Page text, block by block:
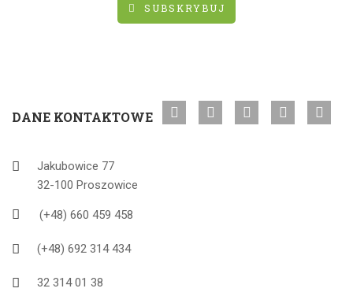
SUBSKRYBUJ
DANE KONTAKTOWE
Jakubowice 77
32-100 Proszowice
(+48) 660 459 458
(+48) 692 314 434
32 314 01 38